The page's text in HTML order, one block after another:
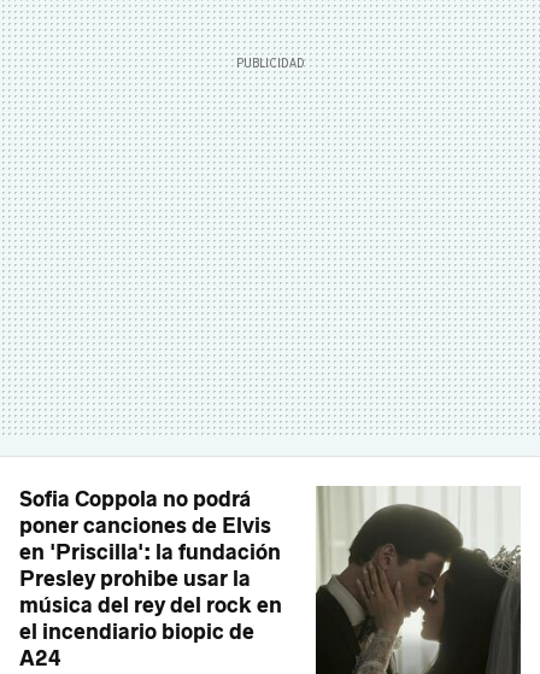
Sofia Coppola no podrá
poner canciones de Elvis
en 'Priscilla': la fundación
Presley prohibe usar la
música del rey del rock en
el incendiario biopic de
A24